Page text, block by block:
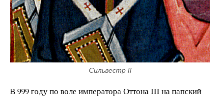
Сильвестр II
В 999 году по воле императора Оттона III на папский